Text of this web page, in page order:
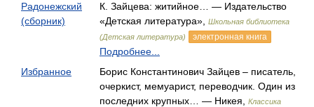
Радонежский
(сборник)
К. Зайцева: житийное… — Издательство
«Детская литература»,
Школьная библиотека
(Детская литература)
электронная книга
Подробнее...
Избранное
Борис Константинович Зайцев – писатель,
очеркист, мемуарист, переводчик. Один из
последних крупных… — Никея,
Классика